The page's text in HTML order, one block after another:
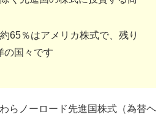
65％はアメリカ株式で、残り
の国々です
らノーロード先進国株式（為替ヘ